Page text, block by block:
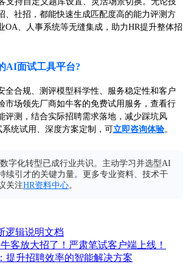
、社招，都能快速生成匹配度高的能力评测方
OA、人事系统等无缝集成，助力HR提升整体招
AI面试工具平台?
全合规、测评模型科学性、服务稳定性和客户
市场领先厂商如牛客的免费试用服务，查看行
评测，结合实际招聘需求落地，减少踩坑风
统试用、深度方案定制，可立即咨询体验。
字化转型已成行业共识。主动学习并选型AI
续引才的关键力量。更多专业资料、技术干
关注HR资料中心。
逻辑说明文档
客放大招了！严肃笔试客户端上线！
提升招聘效率的智能解决方案